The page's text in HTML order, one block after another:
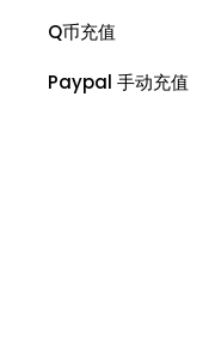
Q币充值
Paypal 手动充值